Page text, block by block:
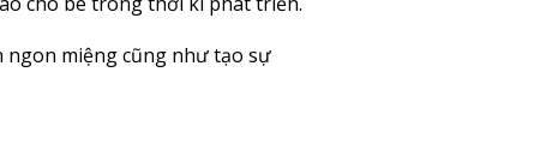
ngon miệng cũng như tạo sự